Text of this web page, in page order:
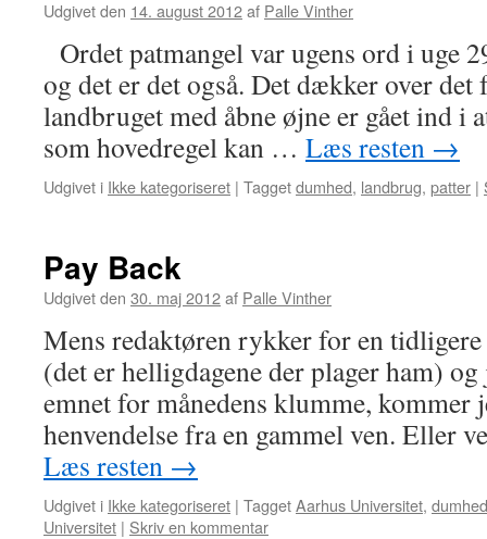
Udgivet den 14. august 2012af Palle Vinther
Ordet patmangel var ugens ord i uge
og det er det også. Det dækker over
landbruget med åbne øjne er gået ind i
som hovedregel kan … Læs resten →
Udgivet i Ikke kategoriseret | Taggetdumhed, landbrug, patter |
Pay Back
Udgivet den 30. maj 2012af Palle Vinther
Mens redaktøren rykker for en
(det er helligdagene der plager ham)
emnet for månedens klumme, kommer
henvendelse fra en gammel ven. Eller
Læs resten →
Udgivet i Ikke kategoriseret | TaggetAarhus Universitet, dumhed
Universitet | Skriv en kommentar